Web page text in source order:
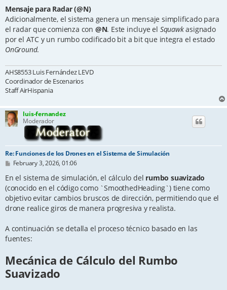
Mensaje para Radar (@N)
Adicionalmente, el sistema genera un mensaje simplificado para
el radar que comienza con @N. Este incluye el Squawkasignado
por el ATC y un rumbo codificado bit a bit que integra el estado
OnGround.
AHS8553 Luis Fernández LEVD
Coordinador de Escenarios
Staff AirHispania
luis-fernandez
Moderador
Re: Funciones de los Drones en el Sistema de Simulación
P
s
February 3, 2026, 01:06
En el sistema de simulación, el cálculo del rumbo suavizado
(conocido en el código como `SmoothedHeading`) tiene como
objetivo evitar cambios bruscos de dirección, permitiendo que el
drone realice giros de manera progresiva y realista.
A continuación se detalla el proceso técnico basado en las
fuentes:
Mecánica de Cálculo del Rumbo
Suavizado